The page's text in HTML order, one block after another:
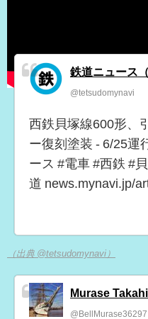
鉄道ニュース
@tetsudomynavi
西鉄貝塚線600形、
ー復刻塗装 - 6/25運
ース #電車 #西鉄 #
道 news.mynavi.jp/
（出典 @tetsudomynavi）
Murase
@BellMurase36297